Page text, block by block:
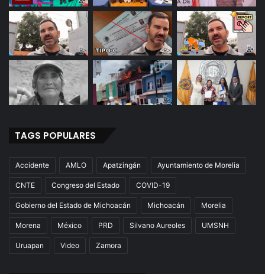
TAGS POPULARES
Accidente AMLO Apatzingán Ayuntamiento de Morelia
CNTE Congreso del Estado COVID-19
Gobierno del Estado de Michoacán Michoacán Morelia
Morena México PRD Silvano Aureoles UMSNH
Uruapan Video Zamora